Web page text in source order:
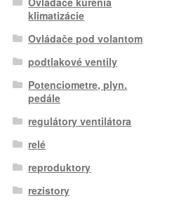
klimatizácie
Ovládače pod volantom
podtlakové ventily
Potenciometre, plyn.
pedále
regulátory ventilátora
relé
reproduktory
rezistory